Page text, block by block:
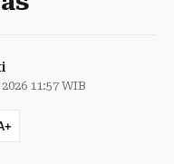
11:57 WIB